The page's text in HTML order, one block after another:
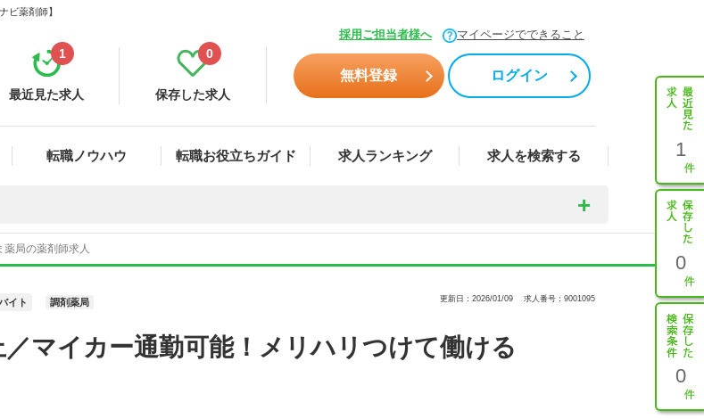
ビ薬剤師】
採用ご担当者様へ マイページでできること
最近見た求人
1
保存した求人
0
無料登録 ログイン
転職ノウハウ 転職お役立ちガイド 求人ランキング 求人を検索する 1
0
0
局の薬剤師求人
イト 調剤薬局 更新日：2026/01/09 求人番号：9001095
／マイカー通勤可能！メリハリつけて働ける